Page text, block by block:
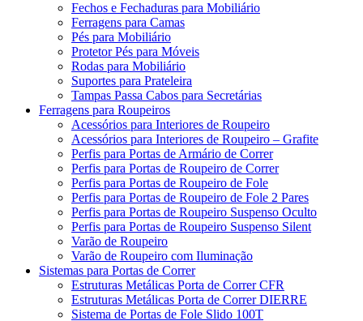
Fechos e Fechaduras para Mobiliário
Ferragens para Camas
Pés para Mobiliário
Protetor Pés para Móveis
Rodas para Mobiliário
Suportes para Prateleira
Tampas Passa Cabos para Secretárias
Ferragens para Roupeiros
Acessórios para Interiores de Roupeiro
Acessórios para Interiores de Roupeiro – Grafite
Perfis para Portas de Armário de Correr
Perfis para Portas de Roupeiro de Correr
Perfis para Portas de Roupeiro de Fole
Perfis para Portas de Roupeiro de Fole 2 Pares
Perfis para Portas de Roupeiro Suspenso Oculto
Perfis para Portas de Roupeiro Suspenso Silent
Varão de Roupeiro
Varão de Roupeiro com Iluminação
Sistemas para Portas de Correr
Estruturas Metálicas Porta de Correr CFR
Estruturas Metálicas Porta de Correr DIERRE
Sistema de Portas de Fole Slido 100T